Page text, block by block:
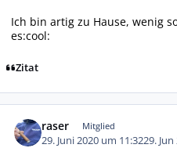
Ich bin artig zu Hause, wenig
es:cool:
Zitat
raser Mitglied
29. Juni 2020 um 11:3229. Jun